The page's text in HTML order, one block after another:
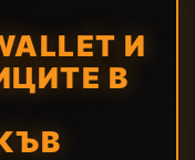
И
В